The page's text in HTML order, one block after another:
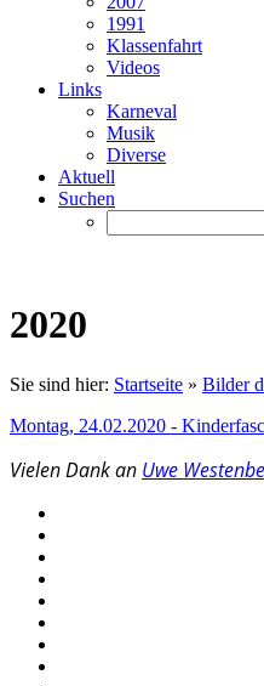
1991
Klassenfahrt
Videos
Links
Karneval
Musik
Diverse
Aktuell
Suchen
2020
Sie sind hier: Startseite » Bilder
Montag, 24.02.2020 -
Vielen Dank an Uwe